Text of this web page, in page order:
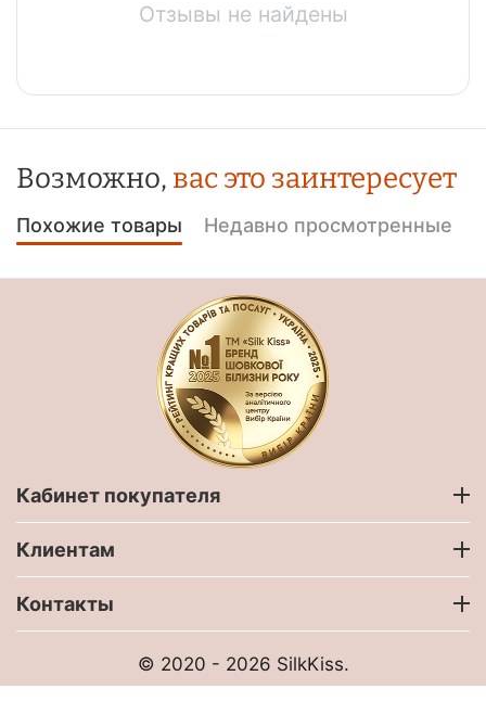
Отзывы не найдены
Возможно, вас это заинтересует
Похожие товары Недавно просмотренные
Кабинет покупателя
Клиентам
Контакты
© 2020 - 2026 SilkKiss.